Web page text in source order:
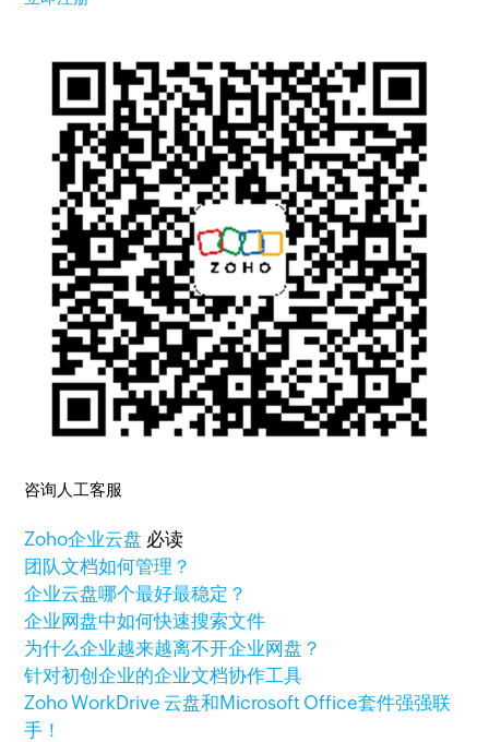
咨询人工客服
Zoho企业云盘 必读
团队文档如何管理？
企业云盘哪个最好最稳定？
企业网盘中如何快速搜索文件
为什么企业越来越离不开企业网盘？
针对初创企业的企业文档协作工具
Zoho WorkDrive 云盘和Microsoft Office套件强强联
手！